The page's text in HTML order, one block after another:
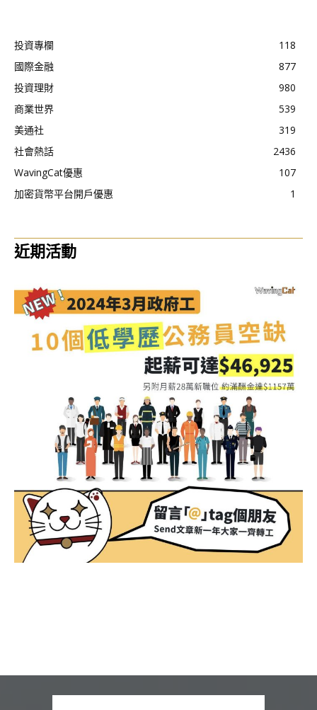
投資專欄
118
國際金融
877
投資理財
980
商業世界
539
美通社
319
社會熱話
2436
WavingCat優惠
107
加密貨幣平台開戶優惠
1
近期活動